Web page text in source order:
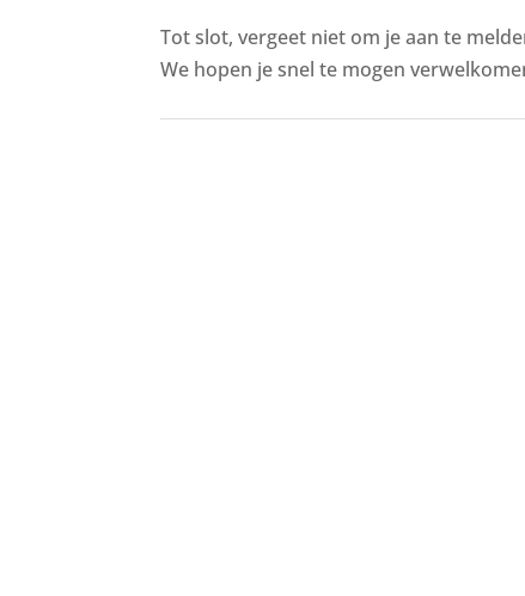
Tot slot, vergeet niet om je aan te
We hopen je snel te mogen